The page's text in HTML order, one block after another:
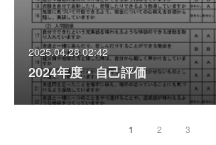
2025.04.28 02:42
2024年度・自己評価
1 2 3